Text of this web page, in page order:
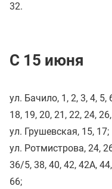
32.
С 15 июня
ул. Бачило, 1, 2, 3, 4, 5,
18, 19, 20, 21, 22, 24,
ул. Грушевская, 15, 17;
ул. Ротмистрова, 24,
36/5, 38, 40, 42, 42А,
66;